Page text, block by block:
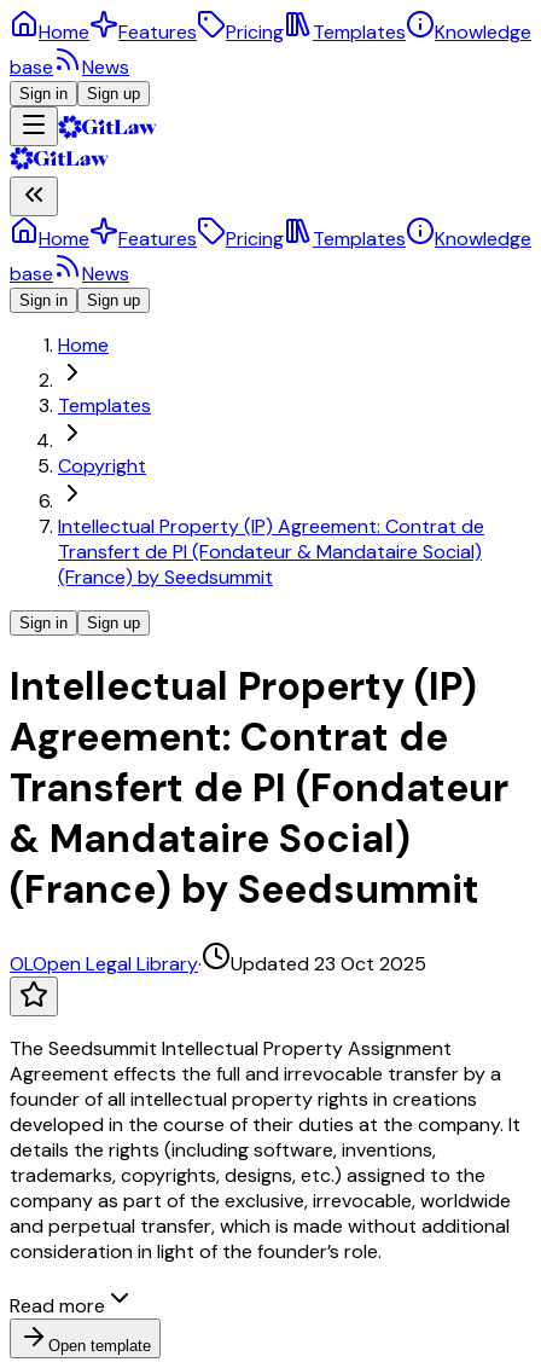
Home Features Pricing Templates
Knowledge
base
News
Sign in Sign up
Home Features Pricing Templates
Knowledge
base
News
Sign in Sign up
Home
Templates
Copyright
Intellectual Property (IP) Agreement: Contrat de
Transfert de PI (Fondateur & Mandataire Social)
(France) by Seedsummit
Sign in Sign up
Intellectual Property (IP)
Agreement: Contrat de
Transfert de PI (Fondateur
& Mandataire Social)
(France) by Seedsummit
OLOpen Legal Library· Updated 23 Oct 2025
The Seedsummit Intellectual Property Assignment
Agreement effects the full and irrevocable transfer by a
founder of all intellectual property rights in creations
developed in the course of their duties at the company. It
details the rights (including software, inventions,
trademarks, copyrights, designs, etc.) assigned to the
company as part of the exclusive, irrevocable, worldwide
and perpetual transfer, which is made without additional
consideration in light of the founder’s role.
Read more
Open template